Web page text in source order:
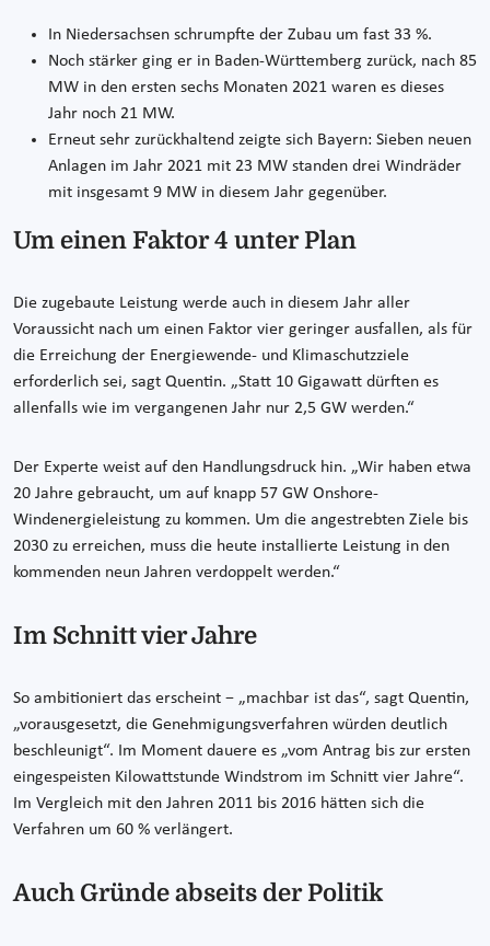
In Niedersachsen schrumpfte der Zubau um fast 33 %.
Noch stärker ging er in Baden-Württemberg zurück, nach 85
MW in den ersten sechs Monaten 2021 waren es dieses
Jahr noch 21 MW.
Erneut sehr zurückhaltend zeigte sich Bayern: Sieben neuen
Anlagen im Jahr 2021 mit 23 MW standen drei Windräder
mit insgesamt 9 MW in diesem Jahr gegenüber.
Um einen Faktor 4 unter Plan
Die zugebaute Leistung werde auch in diesem Jahr aller
Voraussicht nach um einen Faktor vier geringer ausfallen, als für
die Erreichung der Energiewende- und Klimaschutzziele
erforderlich sei, sagt Quentin. „Statt 10 Gigawatt dürften es
allenfalls wie im vergangenen Jahr nur 2,5 GW werden.“
Der Experte weist auf den Handlungsdruck hin. „Wir haben etwa
20 Jahre gebraucht, um auf knapp 57 GW Onshore-
Windenergieleistung zu kommen. Um die angestrebten Ziele bis
2030 zu erreichen, muss die heute installierte Leistung in den
kommenden neun Jahren verdoppelt werden.“
Im Schnitt vier Jahre
So ambitioniert das erscheint − „machbar ist das“, sagt Quentin,
„vorausgesetzt, die Genehmigungsverfahren würden deutlich
beschleunigt“. Im Moment dauere es „vom Antrag bis zur ersten
eingespeisten Kilowattstunde Windstrom im Schnitt vier Jahre“.
Im Vergleich mit den Jahren 2011 bis 2016 hätten sich die
Verfahren um 60 % verlängert.
Auch Gründe abseits der Politik